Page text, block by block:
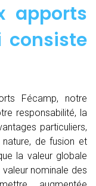
apports
consiste
Fécamp, notre
responsabilité, la
particuliers,
nature, de fusion et
la valeur globale
nominale des